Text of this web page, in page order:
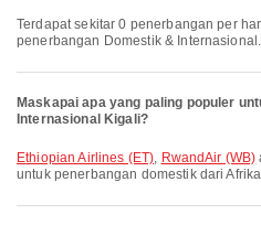
Terdapat sekitar 0 penerbangan per hari. Bandara ini melayani
penerbangan Domestik & Internasional.
Maskapai apa yang paling populer
Internasional Kigali?
Ethiopian Airlines (ET), RwandAir (WB)
untuk penerbangan domestik dari